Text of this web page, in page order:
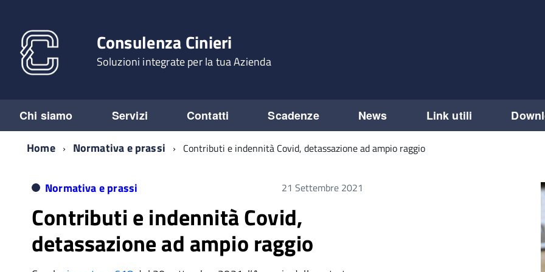
Consulenza Cinieri
Soluzioni integrate per la tua Azienda
Chi siamo Servizi Contatti Scadenze News Link utili
Home Normativa e prassi Contributi e indennità Covid, detassazione ad ampio raggio
Normativa e prassi 21 Settembre 2021
Contributi e indennità Covid,
detassazione ad ampio raggio